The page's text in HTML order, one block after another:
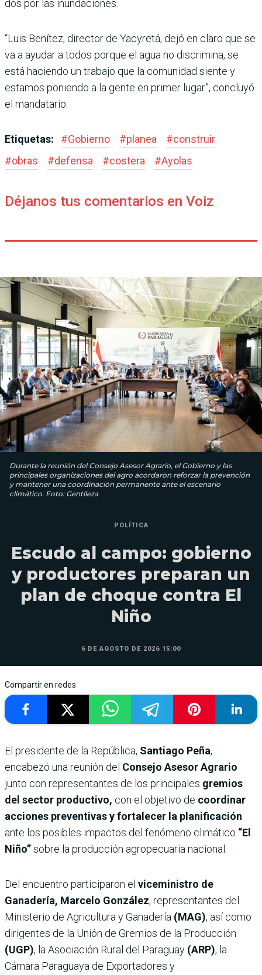
dos por las inundaciones.
“Luis Benítez, director de Yacyretá, dejó en claro que se
va a ayudar a todos por­que el agua no discrimina, se
está haciendo un trabajo que la comunidad siente y
estamos poniendo a la gente en primer lugar”, concluyó
el mandatario.
Etiquetas: #Gobierno #planea #construir
#obras #defensa #costera #Ayolas
Déjanos tus comentarios en Voiz
Durante la reunión del Consejo Asesor Agrario, el Gobierno y las
principales organizaciones del agro acordaron reforzar la prevención
y mantener una coordinación permanente ante el escenario
climático. Foto: Gentileza
POLÍTICA
Escudo al campo: gobierno
y productores preparan un
plan de choque contra El
Niño
6 DE AGOSTO DE 2026 15:00
Compartir en redes
El presidente de la República, Santiago Peña,
encabezó una reunión del Consejo Asesor Agrario
junto con representantes de los principales gremios
del sector productivo, con el objetivo de coordinar
acciones preventivas y fortalecer la planificación
ante los posibles impactos del fenómeno climático “El
Niño”sobre la producción agropecuaria nacional.
Del encuentro participaron el viceministro de
Ganadería, Marcelo González, representantes del
Ministerio de Agricultura y Ganadería (MAG), así como
dirigentes de la Unión de Gremios de la Producción
(UGP), la Asociación Rural del Paraguay (ARP), la
Cámara Paraguaya de Exportadores y